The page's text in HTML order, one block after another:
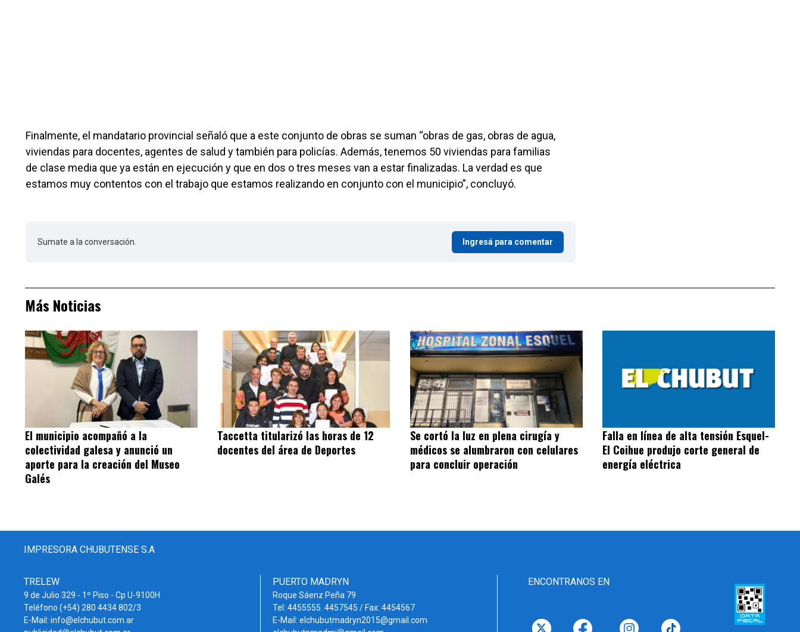
Finalmente, el mandatario provincial señaló que a este conjunto de obras se suman “obras de gas, obras de agua,
viviendas para docentes, agentes de salud y también para policías. Además, tenemos 50 viviendas para familias
de clase media que ya están en ejecución y que en dos o tres meses van a estar finalizadas. La verdad es que
estamos muy contentos con el trabajo que estamos realizando en conjunto con el municipio”, concluyó.
Sumate a la conversación. Ingresá para comentar
Más Noticias
El municipio acompañó a la
colectividad galesa y anunció un
aporte para la creación del Museo
Galés
Taccetta titularizó las horas de 12
docentes del área de Deportes
Se cortó la luz en plena cirugía y
médicos se alumbraron con celulares
para concluir operación
Falla en línea de alta tensión Esquel-
El Coihue produjo corte general de
energía eléctrica
IMPRESORA CHUBUTENSE S.A
TRELEW
9 de Julio 329 - 1º Piso - Cp U-9100H
Teléfono (+54) 280 4434 802/3
E-Mail: info@elchubut.com.ar
PUERTO MADRYN
Roque Sáenz Peña 79
Tel: 4455555. 4457545 / Fax: 4454567
E-Mail: elchubutmadryn2015@gmail.com
ENCONTRANOS EN